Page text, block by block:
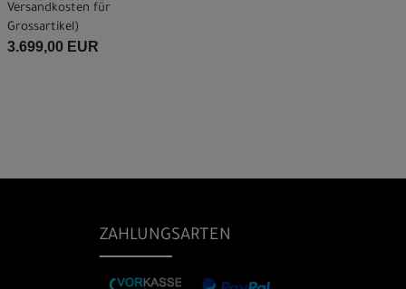
Versandkosten für
Grossartikel )
3.699,00 EUR
ZAHLUNGSARTEN